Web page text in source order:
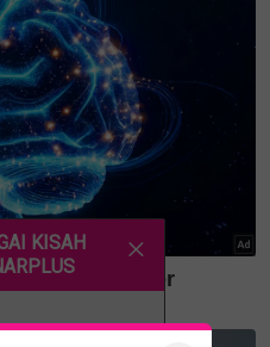
dan Briana Deane berkahwin
dan Jeremy Salyers.
Brittany dan
pada awal Januari lalu.
Rezeki Nikah Dua
diInstagramdan
SinarPlus! Join